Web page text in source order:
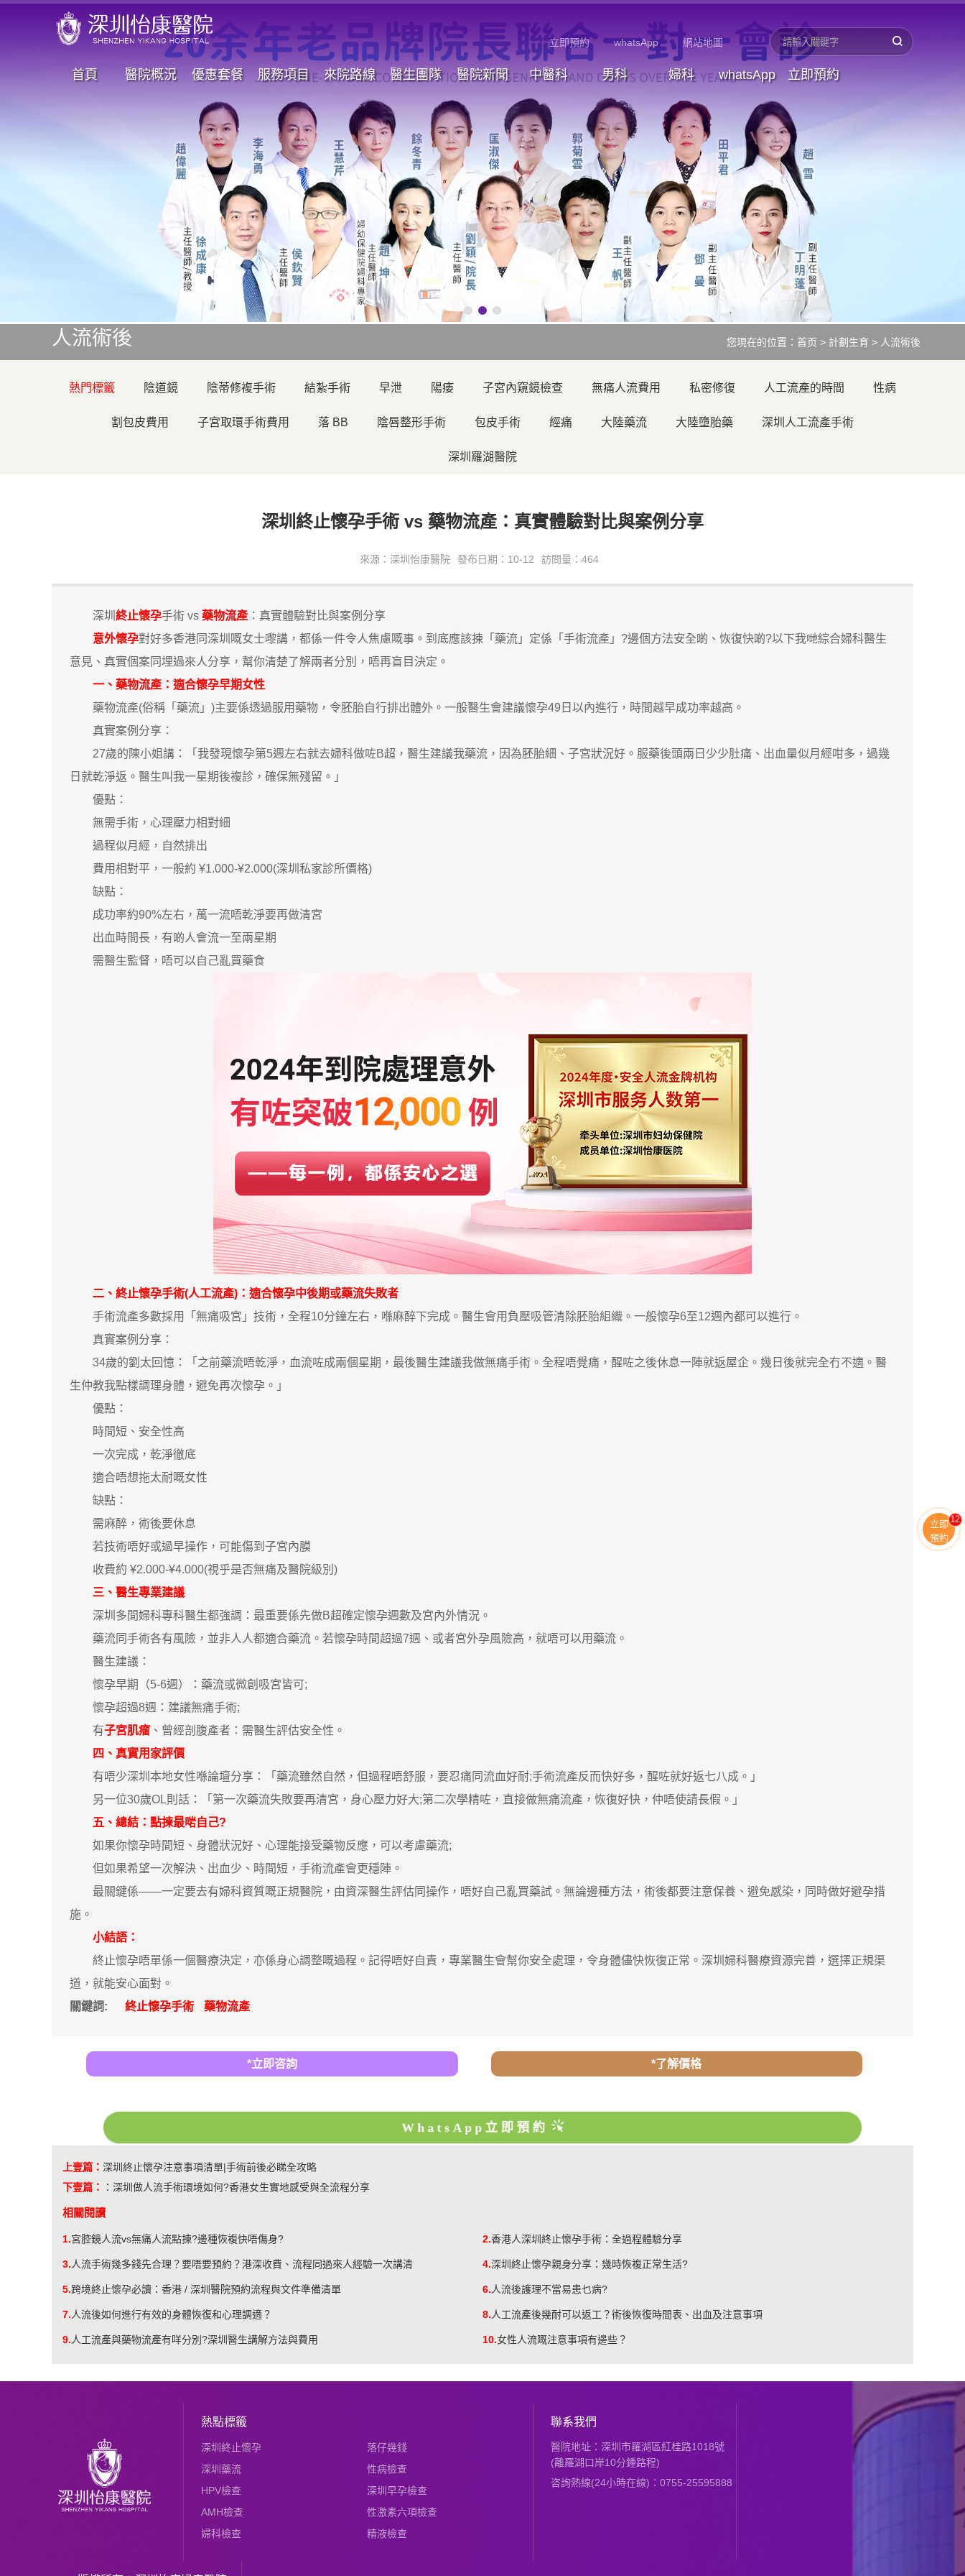
立即預約 whatsApp 網站地圖
首頁 醫院概況 優惠套餐 服務項目 來院路線 醫生團隊 醫院新聞 中醫科 男科 婦科 whatsApp 立即預約
人流術後 您現在的位置： 首页 > 計劃生育 > 人流術後
熱門標籤 陰道鏡 陰蒂修複手術 結紮手術 早泄 陽痿 子宮內窺鏡檢查 無痛人流費用 私密修復 人工流產的時間 性病
割包皮費用 子宮取環手術費用 落 BB 陰唇整形手術 包皮手術 經痛 大陸藥流 大陸墮胎藥 深圳人工流產手術
深圳羅湖醫院
深圳終止懷孕手術 vs 藥物流產：真實體驗對比與案例分享
來源：深圳怡康醫院 發布日期：10-12 訪問量：464
深圳 終止懷孕手術 vs 藥物流產 ：真實體驗對比與案例分享
意外懷孕對好多香港同深圳嘅女士嚟講，都係一件令人焦慮嘅事。到底應該揀「藥流」定係「手術流產」?邊個方法安全啲、恢復快啲?以下我哋綜合婦科醫生
意見、真實個案同埋過來人分享，幫你清楚了解兩者分別，唔再盲目決定。
一、藥物流產：適合懷孕早期女性
藥物流產(俗稱「藥流」)主要係透過服用藥物，令胚胎自行排出體外。一般醫生會建議懷孕49日以內進行，時間越早成功率越高。
真實案例分享：
27歲的陳小姐講：「我發現懷孕第5週左右就去婦科做咗B超，醫生建議我藥流，因為胚胎細、子宮狀況好。服藥後頭兩日少少肚痛、出血量似月經咁多，過幾
日就乾淨返。醫生叫我一星期後複診，確保無殘留。」
優點：
無需手術，心理壓力相對細
過程似月經，自然排出
費用相對平，一般約 ¥1.000-¥2.000(深圳私家診所價格)
缺點：
成功率約90%左右，萬一流唔乾淨要再做清宮
出血時間長，有啲人會流一至兩星期
需醫生監督，唔可以自己亂買藥食
二、終止懷孕手術(人工流產)：適合懷孕中後期或藥流失敗者
手術流產多數採用「無痛吸宮」技術，全程10分鐘左右，喺麻醉下完成。醫生會用負壓吸管清除胚胎組織。一般懷孕6至12週內都可以進行。
真實案例分享：
34歲的劉太回憶：「之前藥流唔乾淨，血流咗成兩個星期，最後醫生建議我做無痛手術。全程唔覺痛，醒咗之後休息一陣就返屋企。幾日後就完全冇不適。醫
生仲教我點樣調理身體，避免再次懷孕。」
優點：
時間短、安全性高
一次完成，乾淨徹底
適合唔想拖太耐嘅女性
缺點：
需麻醉，術後要休息
若技術唔好或過早操作，可能傷到子宮內膜
收費約 ¥2.000-¥4.000(視乎是否無痛及醫院級別)
三、醫生專業建議
深圳多間婦科專科醫生都強調：最重要係先做B超確定懷孕週數及宮內外情況。
藥流同手術各有風險，並非人人都適合藥流。若懷孕時間超過7週、或者宮外孕風險高，就唔可以用藥流。
醫生建議：
懷孕早期（5-6週）：藥流或微創吸宮皆可;
懷孕超過8週：建議無痛手術;
有子宮肌瘤 、曾經剖腹產者：需醫生評估安全性。
四、真實用家評價
有唔少深圳本地女性喺論壇分享：「藥流雖然自然，但過程唔舒服，要忍痛同流血好耐;手術流產反而快好多，醒咗就好返七八成。」
另一位30歲OL則話：「第一次藥流失敗要再清宮，身心壓力好大;第二次學精咗，直接做無痛流產，恢復好快，仲唔使請長假。」
五、總結：點揀最啱自己?
如果你懷孕時間短、身體狀況好、心理能接受藥物反應，可以考慮藥流;
但如果希望一次解決、出血少、時間短，手術流產會更穩陣。
最關鍵係——一定要去有婦科資質嘅正規醫院，由資深醫生評估同操作，唔好自己亂買藥試。無論邊種方法，術後都要注意保養、避免感染，同時做好避孕措
施。
小結語：
終止懷孕唔單係一個醫療決定，亦係身心調整嘅過程。記得唔好自責，專業醫生會幫你安全處理，令身體儘快恢復正常。深圳婦科醫療資源完善，選擇正規渠
道，就能安心面對。
關鍵詞:
終止懷孕手術 藥物流產
*立即咨詢 *了解價格
WhatsApp立即預約
上壹篇： 深圳終止懷孕注意事項清單|手術前後必睇全攻略
下壹篇：
： 深圳做人流手術環境如何?香港女生實地感受與全流程分享
相關閱讀
1.宮腔鏡人流vs無痛人流點揀?邊種恢複快唔傷身? 2.香港人深圳終止懷孕手術：全過程體驗分享
3.人流手術幾多錢先合理？要唔要預約？港深收費、流程同過來人經驗一次講清 4.深圳終止懷孕親身分享：幾時恢複正常生活?
5.跨境終止懷孕必讀：香港 / 深圳醫院預約流程與文件準備清單 6.人流後護理不當易患乜病?
7.人流後如何進行有效的身體恢復和心理調適？ 8.人工流產後幾耐可以返工？術後恢復時間表、出血及注意事項
9.人工流產與藥物流產有咩分別?深圳醫生講解方法與費用 10.女性人流嘅注意事項有邊些？
熱點標籤
深圳終止懷孕
落仔幾錢
深圳藥流
性病檢查
HPV檢查
深圳早孕檢查
AMH檢查
性激素六項檢查
婦科檢查
精液檢查
聯系我們
醫院地址：深圳市羅湖區紅桂路1018號
(離羅湖口岸10分鍾路程)
咨詢熱線(24小時在線)：0755-25595888
立即
預約
13